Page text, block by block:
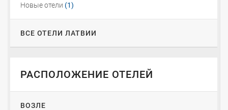
Новые отели (1)
ВСЕ ОТЕЛИ ЛАТВИИ
РАСПОЛОЖЕНИЕ ОТЕЛЕЙ
ВОЗЛЕ